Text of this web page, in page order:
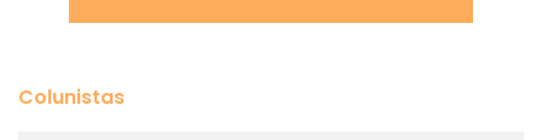
Colunistas